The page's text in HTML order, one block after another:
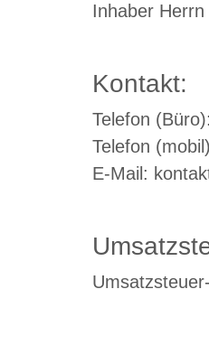
Inhaber
Kontakt:
Telefon
Telefon
E-Mail: